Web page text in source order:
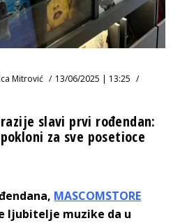
Mitrović
13/06/2025 | 13:25
slavi prvi rođendan:
za sve posetioce
MASCOMSTORE
ljubitelje muzike da u